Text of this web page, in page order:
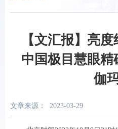
【文汇报】亮
中国极目慧眼
伽
文章来源： 2023-03-29